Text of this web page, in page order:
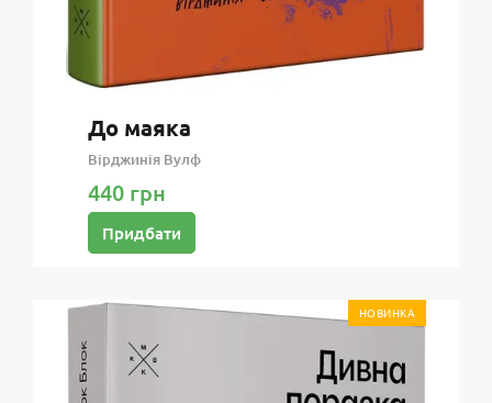
До маяка
Вірджинія Вулф
440 грн
Придбати
НОВИНКА